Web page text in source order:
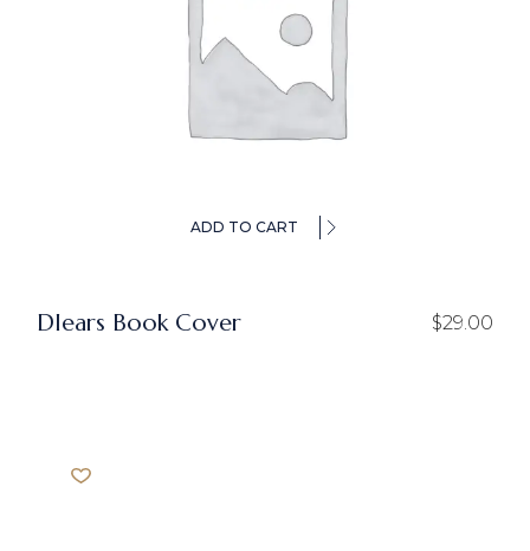
ADD TO CART
Dlears Book Cover $29.00